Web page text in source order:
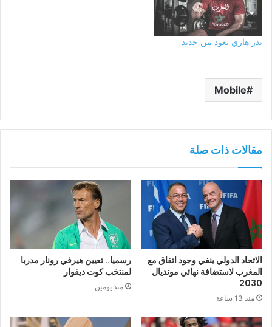
بدر هاري يعود من جديد
Mobile
مقالات ذات صلة
الاتحاد الدولي ينفي وجود اتفاق مع
المغرب لاستضافة نهائي مونديال
2030
منذ 13 ساعة
رسميا.. تعيين هيرفي رونار مدربا
لمنتخب كوت ديفوار
منذ يومين